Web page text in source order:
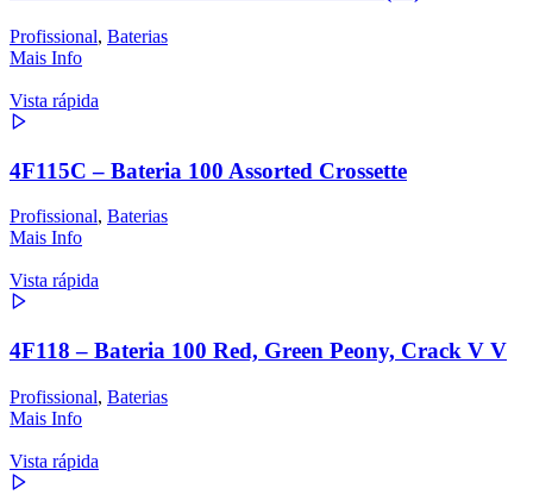
Profissional, Baterias
Mais Info
Vista rápida
4F115C – Bateria 100 Assorted Crossette
Profissional, Baterias
Mais Info
Vista rápida
4F118 – Bateria 100 Red, Green Peony, Crack V V
Profissional, Baterias
Mais Info
Vista rápida